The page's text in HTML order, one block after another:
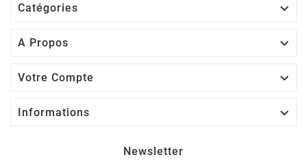
Catégories 
A Propos 
Votre Compte 
Informations 
Newsletter